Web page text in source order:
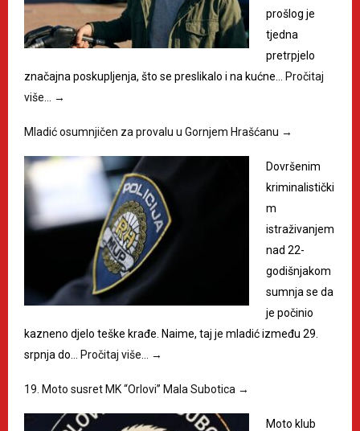
prošlog je
tjedna
pretrpjelo
značajna poskupljenja, što se preslikalo i na kućne… Pročitaj
više…
→
Mladić osumnjičen za provalu u Gornjem Hrašćanu →
Dovršenim
kriminalistički
m
istraživanjem
nad 22-
godišnjakom
sumnja se da
je počinio
kazneno djelo teške krađe. Naime, taj je mladić između 29.
srpnja do… Pročitaj više… →
19. Moto susret MK “Orlovi” Mala Subotica →
Moto klub